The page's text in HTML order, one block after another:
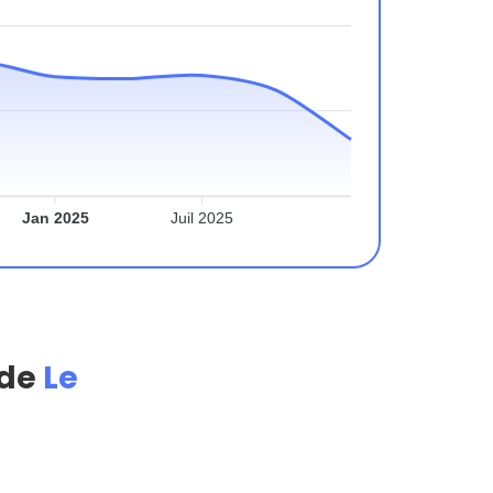
Jan 2025 Juil 2025
Le